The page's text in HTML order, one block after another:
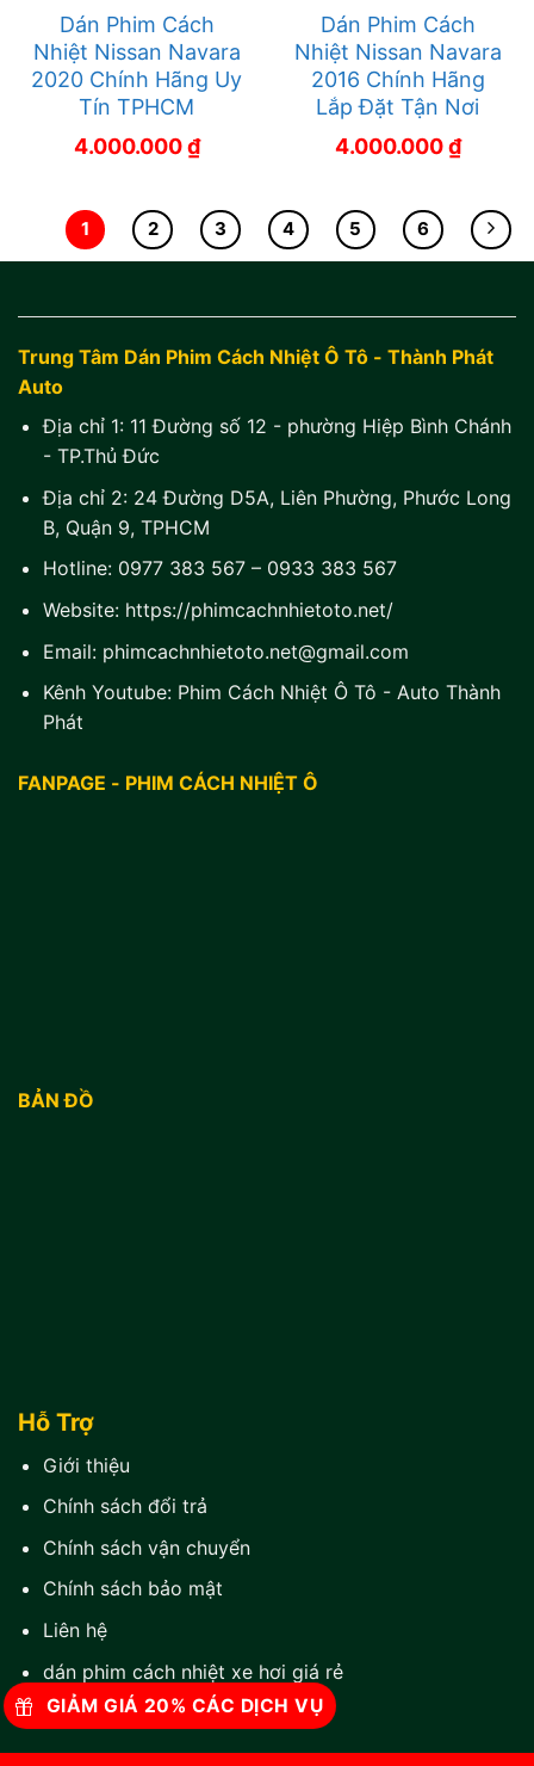
Dán Phim Cách
Nhiệt Nissan Navara
2020 Chính Hãng Uy
Tín TPHCM
4.000.000₫
Dán Phim Cách
Nhiệt Nissan Navara
2016 Chính Hãng
Lắp Đặt Tận Nơi
4.000.000₫
1 2 3 4 5 6
Trung Tâm Dán Phim Cách Nhiệt Ô Tô - Thành Phát
Auto
Địa chỉ 1: 11 Đường số 12 - phường Hiệp Bình Chánh
- TP.Thủ Đức
Địa chỉ 2: 24 Đường D5A, Liên Phường, Phước Long
B, Quận 9, TPHCM
Hotline: 0977 383 567– 0933 383 567
Website: https://phimcachnhietoto.net/
Email: phimcachnhietoto.net@gmail.com
Kênh Youtube: Phim Cách Nhiệt Ô Tô - Auto Thành
Phát
FANPAGE - PHIM CÁCH NHIỆT Ô
BẢN ĐỒ
Hỗ Trợ
Giới thiệu
Chính sách đổi trả
Chính sách vận chuyển
Chính sách bảo mật
Liên hệ
dán phim cách nhiệt xe hơi giá rẻ
GIẢM GIÁ 20% CÁC DỊCH VỤ